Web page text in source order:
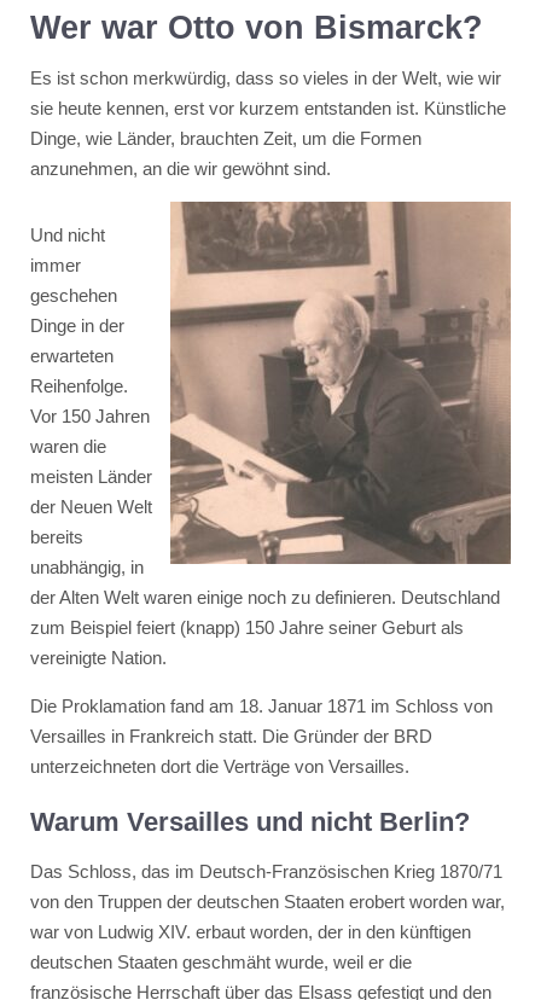
Wer war Otto von Bismarck?
Es ist schon merkwürdig, dass so vieles in der Welt, wie wir
sie heute kennen, erst vor kurzem entstanden ist. Künstliche
Dinge, wie Länder, brauchten Zeit, um die Formen
anzunehmen, an die wir gewöhnt sind.
Und nicht
immer
geschehen
Dinge in der
erwarteten
Reihenfolge.
Vor 150 Jahren
waren die
meisten Länder
der Neuen Welt
bereits
unabhängig, in
der Alten Welt waren einige noch zu definieren. Deutschland
zum Beispiel feiert (knapp) 150 Jahre seiner Geburt als
vereinigte Nation.
Die Proklamation fand am 18. Januar 1871 im Schloss von
Versailles in Frankreich statt. Die Gründer der BRD
unterzeichneten dort die Verträge von Versailles.
Warum Versailles und nicht Berlin?
Das Schloss, das im Deutsch-Französischen Krieg 1870/71
von den Truppen der deutschen Staaten erobert worden war,
war von Ludwig XIV. erbaut worden, der in den künftigen
deutschen Staaten geschmäht wurde, weil er die
französische Herrschaft über das Elsass gefestigt und den